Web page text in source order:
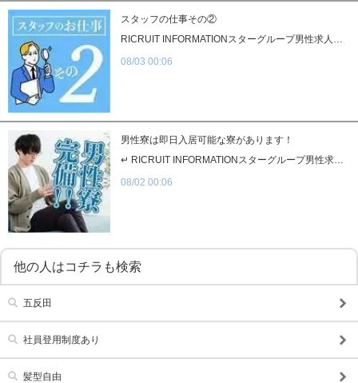
スタッフの仕事その②
RICRUIT INFORMATIONスターグループ男性求人情報 男性スタッフ大募集!! ■受付スタッフ ■ドライバー ■店長/幹部候補■事務/WEB/店舗スタッフ ■その他『スタッフの仕事その②』「電話対応・更新」 電話/お客様対応はマニュアルがありますのでマニュアル通りに対応すればOKです。料金なども打ち込めば簡単にでるシステムなので誰でも簡単にできます！ 更新は主には女の子の案内時間や、HPのイベント情報などをアップしていったりします！慣れるまでは少し苦戦しますが、慣れたら余裕！！誰でもできる作業です！ 一緒に頑張りましょう！
08/03 00:06
男性寮は即日入居可能な寮があります！
08/02 00:06
他の人はコチラも検索
五反田
社員登用制度あり
髪型自由